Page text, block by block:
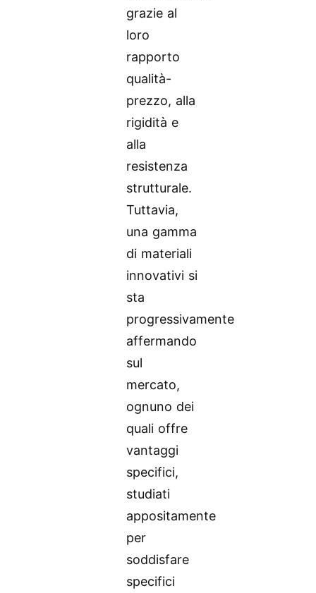
grazie al
loro
rapporto
qualità-
prezzo, alla
rigidità e
alla
resistenza
strutturale.
Tuttavia,
una gamma
di materiali
innovativi si
sta
progressivamente
affermando
sul
mercato,
ognuno dei
quali offre
vantaggi
specifici,
studiati
appositamente
per
soddisfare
specifici